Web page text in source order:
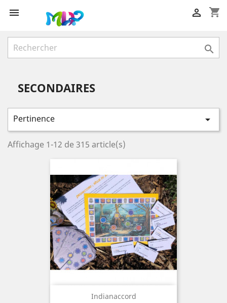
 shopping_cart


SECONDAIRES
Pertinence 
Affichage 1-12 de 315 article(s)
Indianaccord